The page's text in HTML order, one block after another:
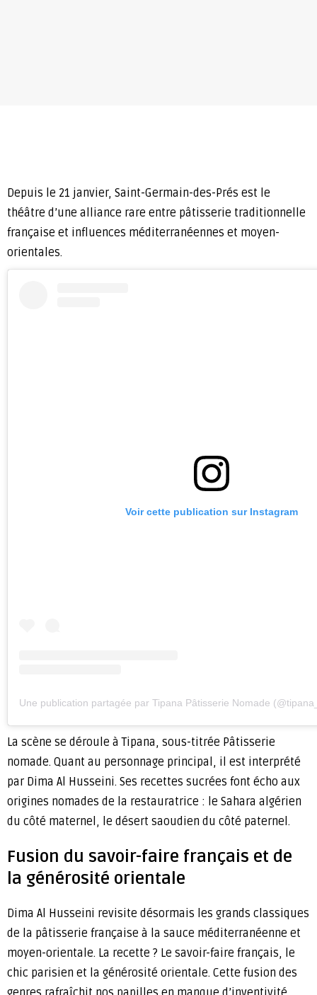
Depuis le 21 janvier, Saint-Germain-des-Prés est le
théâtre d’une alliance rare entre pâtisserie traditionnelle
française et influences méditerranéennes et moyen-
orientales.
Voir cette publication sur Instagram
Une publication partagée par Tipana Pâtisserie Nomade
La scène se déroule à Tipana, sous-titrée Pâtisserie
nomade. Quant au personnage principal, il est interprété
par Dima Al Husseini. Ses recettes sucrées font écho aux
origines nomades de la restauratrice : le Sahara algérien
du côté maternel, le désert saoudien du côté paternel.
Fusion du savoir-faire français et de
la générosité orientale
Dima Al Husseini revisite désormais les grands classiques
de la pâtisserie française à la sauce méditerranéenne et
moyen-orientale. La recette ? Le savoir-faire français, le
chic parisien et la générosité orientale. Cette fusion des